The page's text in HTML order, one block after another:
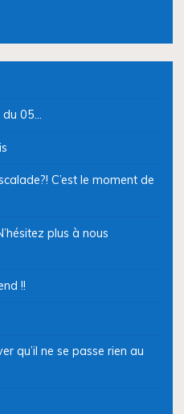
du 05…
C’est le moment de
plus à nous
!!
qu’il ne se passe rien au